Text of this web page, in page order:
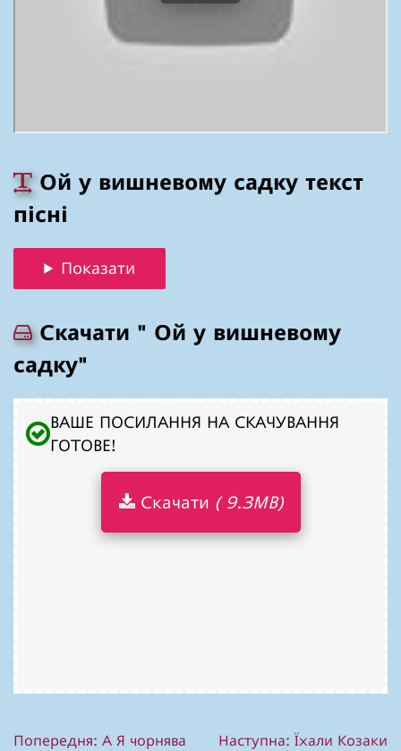
Ой у вишневому садку текст
пісні
Показати
Скачати " Ой у вишневому
садку"
ВАШЕ ПОСИЛАННЯ НА СКАЧУВАННЯ
ГОТОВЕ!
Скачати ( 9.3MB)
Навігація
Попередня: А Я чорнява Наступна: Їхали Козаки